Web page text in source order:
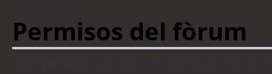
Permisos del fòrum